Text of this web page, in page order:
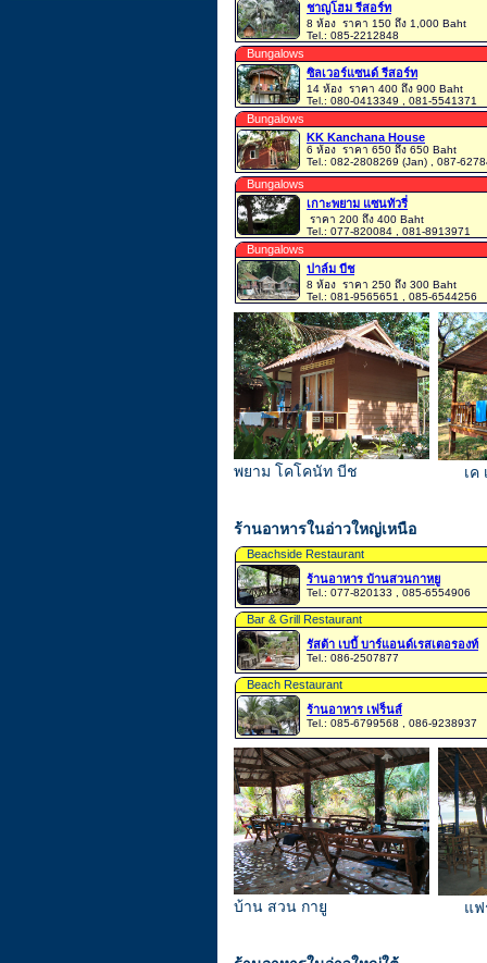
ชาญโฮม รีสอร์ท
8 ห้อง ราคา 150 ถึง 1,000 Baht
Tel.: 085-2212848
Bungalows
ซิลเวอร์แซนด์ รีสอร์ท
14 ห้อง ราคา 400 ถึง 900 Baht
Tel.: 080-0413349 , 081-5541371
Bungalows
KK Kanchana House
6 ห้อง ราคา 650 ถึง 650 Baht
Tel.: 082-2808269 (Jan) , 087-
Bungalows
เกาะพยาม แซนทัวรี่
ราคา 200 ถึง 400 Baht
Tel.: 077-820084 , 081-8913971
Bungalows
ปาล์ม บีช
8 ห้อง ราคา 250 ถึง 300 Baht
Tel.: 081-9565651 , 085-6544256
พยาม โคโคนัท บีช เค
ร้านอาหารในอ่าวใหญ่เหนือ
Beachside Restaurant
ร้านอาหาร บ้านสวนกาหยู
Tel.: 077-820133 , 085-6554906
Bar & Grill Restaurant
รัสต้า เบบี้ บาร์แอนด์เรสเตอรองท์
Tel.: 086-2507877
Beach Restaurant
ร้านอาหาร เฟร็นส์
Tel.: 085-6799568 , 086-9238937
บ้าน สวน กายู แฟ